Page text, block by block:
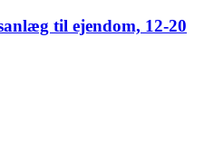
til ejendom, 12-20